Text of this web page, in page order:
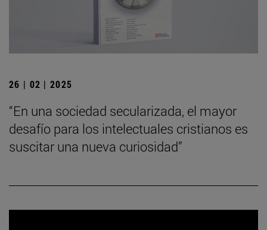
26 | 02 | 2025
“En una sociedad secularizada, el mayor
desafío para los intelectuales cristianos es
suscitar una nueva curiosidad”